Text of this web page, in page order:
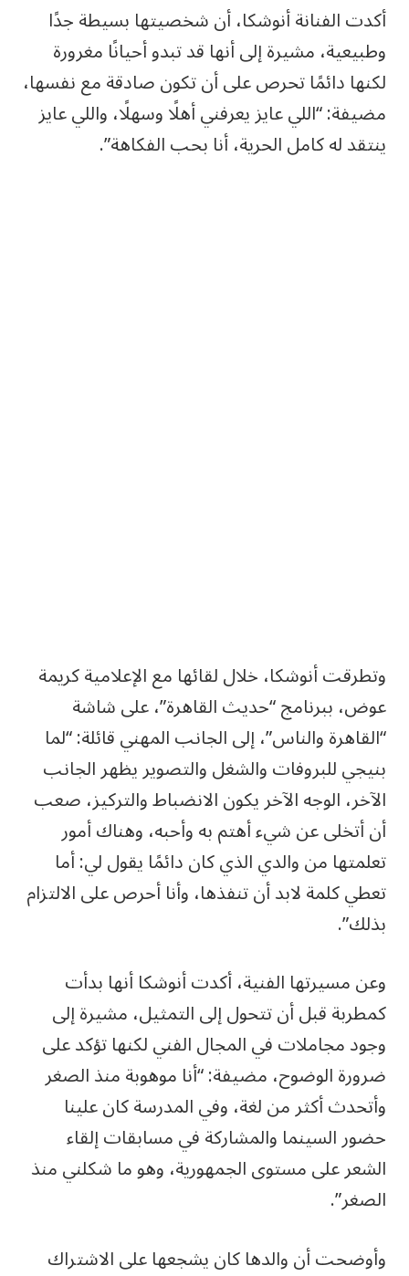
أكدت الفنانة أنوشكا، أن شخصيتها بسيطة جدًا
وطبيعية، مشيرة إلى أنها قد تبدو أحيانًا مغرورة
لكنها دائمًا تحرص على أن تكون صادقة مع نفسها،
مضيفة: “اللي عايز يعرفني أهلًا وسهلًا، واللي عايز
ينتقد له كامل الحرية، أنا بحب الفكاهة”.
وتطرقت أنوشكا، خلال لقائها مع الإعلامية كريمة
عوض، ببرنامج “حديث القاهرة”، على شاشة
“القاهرة والناس”، إلى الجانب المهني قائلة: “لما
بنيجي للبروفات والشغل والتصوير يظهر الجانب
الآخر، الوجه الآخر يكون الانضباط والتركيز، صعب
أن أتخلى عن شيء أهتم به وأحبه، وهناك أمور
تعلمتها من والدي الذي كان دائمًا يقول لي: أما
تعطي كلمة لابد أن تنفذها، وأنا أحرص على الالتزام
بذلك”.
وعن مسيرتها الفنية، أكدت أنوشكا أنها بدأت
كمطربة قبل أن تتحول إلى التمثيل، مشيرة إلى
وجود مجاملات في المجال الفني لكنها تؤكد على
ضرورة الوضوح، مضيفة: “أنا موهوبة منذ الصغر
وأتحدث أكثر من لغة، وفي المدرسة كان علينا
حضور السينما والمشاركة في مسابقات إلقاء
الشعر على مستوى الجمهورية، وهو ما شكلني منذ
الصغر”.
وأوضحت أن والدها كان يشجعها على الاشتراك